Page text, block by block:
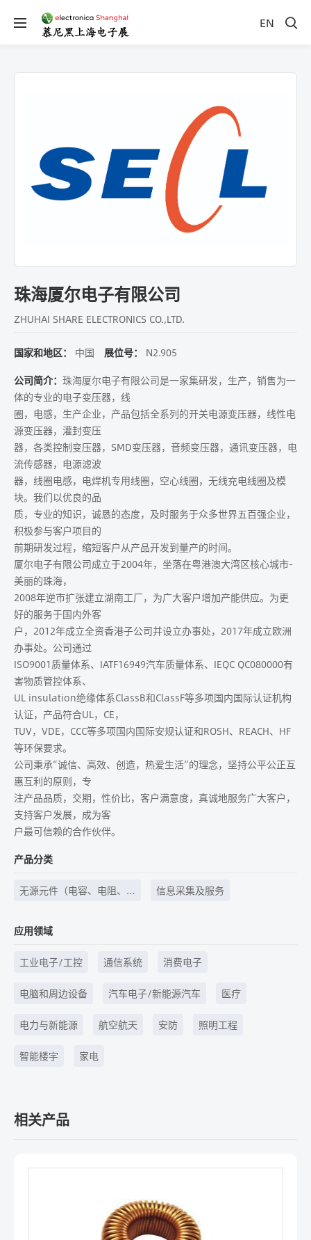
EN
珠海厦尔电子有限公司
ZHUHAI SHARE ELECTRONICS CO.,LTD.
国家和地区： 中国 展位号：
N2.905
公司简介： 珠海厦尔电子有限公司是一家集研发，生产，销售为一
体的专业的电子变压器，线
圈，电感，生产企业，产品包括全系列的开关电源变压器，线性电
源变压器，灌封变压
器，各类控制变压器，SMD变压器，音频变压器，通讯变压器，电
流传感器，电源滤波
器，线圈电感，电焊机专用线圈，空心线圈，无线充电线圈及模
块。我们以优良的品
质，专业的知识，诚恳的态度，及时服务于众多世界五百强企业，
积极参与客户项目的
前期研发过程，缩短客户从产品开发到量产的时间。
厦尔电子有限公司成立于2004年，坐落在粤港澳大湾区核心城市-
美丽的珠海，
2008年逆市扩张建立湖南工厂，为广大客户增加产能供应。为更
好的服务于国内外客
户，2012年成立全资香港子公司并设立办事处，2017年成立欧洲
办事处。公司通过
ISO9001质量体系、IATF16949汽车质量体系、IEQC QC080000有
害物质管控体系、
UL insulation绝缘体系ClassB和ClassF等多项国内国际认证机构
认证，产品符合UL，CE，
TUV，VDE，CCC等多项国内国际安规认证和ROSH、REACH、HF
等环保要求。
公司秉承“诚信、高效、创造，热爱生活”的理念，坚持公平公正互
惠互利的原则，专
注产品品质，交期，性价比，客户满意度，真诚地服务广大客户，
支持客户发展，成为客
户最可信赖的合作伙伴。
产品分类
无源元件（电容、电阻、
信息采集及服务
应用领域
工业电子/工控 通信系统 消费电子
电脑和周边设备 汽车电子/新能源汽车 医疗
电力与新能源 航空航天 安防 照明工程
智能楼宇 家电
相关产品